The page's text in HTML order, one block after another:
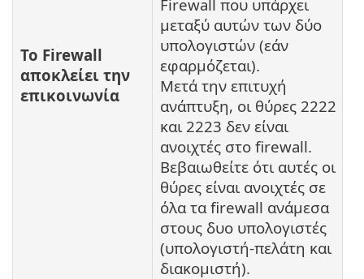
Το Firewall
αποκλείει την
επικοινωνία
Firewall που υπάρχει
μεταξύ αυτών των δύο
υπολογιστών (εάν
εφαρμόζεται).
Μετά την επιτυχή
ανάπτυξη, οι θύρες 2222
και 2223 δεν είναι
ανοιχτές στο firewall.
Βεβαιωθείτε ότι αυτές οι
θύρες είναι ανοιχτές σε
όλα τα firewall ανάμεσα
στους δυο υπολογιστές
(υπολογιστή-πελάτη και
διακομιστή).